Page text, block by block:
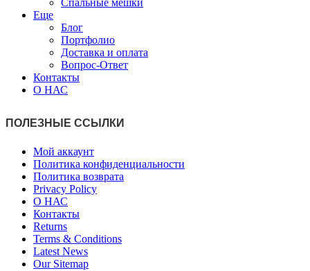
Еще
Блог
Портфолио
Доставка и оплата
Вопрос-Ответ
Контакты
О НАС
ПОЛЕЗНЫЕ ССЫЛКИ
Мой аккаунт
Политика конфиденциальности
Политика возврата
Privacy Policy
О НАС
Контакты
Returns
Terms & Conditions
Latest News
Our Sitemap